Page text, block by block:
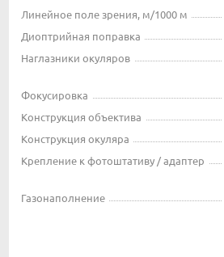
Линейное поле зрения, м/1000 м
Диоптрийная поправка
Наглазники окуляров
Фокусировка
Конструкция объектива
Конструкция окуляра
Крепление к фотоштативу / адаптер
Газонаполнение